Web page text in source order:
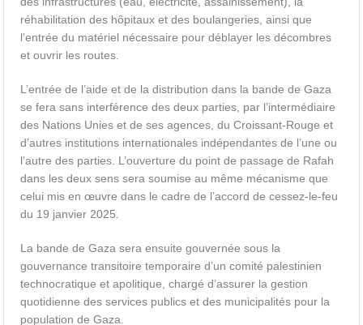
réhabilitation des hôpitaux et des boulangeries, ainsi que
l’entrée du matériel nécessaire pour déblayer les décombres
et ouvrir les routes.
L’entrée de l’aide et de la distribution dans la bande de Gaza
se fera sans interférence des deux parties, par l’intermédiaire
des Nations Unies et de ses agences, du Croissant-Rouge et
d’autres institutions internationales indépendantes de l’une ou
l’autre des parties. L’ouverture du point de passage de Rafah
dans les deux sens sera soumise au même mécanisme que
celui mis en œuvre dans le cadre de l’accord de cessez-le-feu
du 19 janvier 2025.
La bande de Gaza sera ensuite gouvernée sous la
gouvernance transitoire temporaire d’un comité palestinien
technocratique et apolitique, chargé d’assurer la gestion
quotidienne des services publics et des municipalités pour la
population de Gaza.